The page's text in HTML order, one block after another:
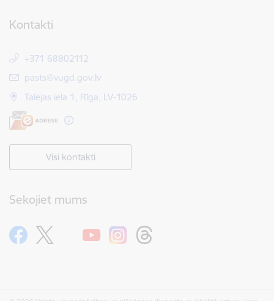
Kontakti
+371 68802112
E-pasts:
pasts@vugd.gov.lv
Talejas iela 1, Rīga, LV-1026
Visi kontakti
Sekojiet mums